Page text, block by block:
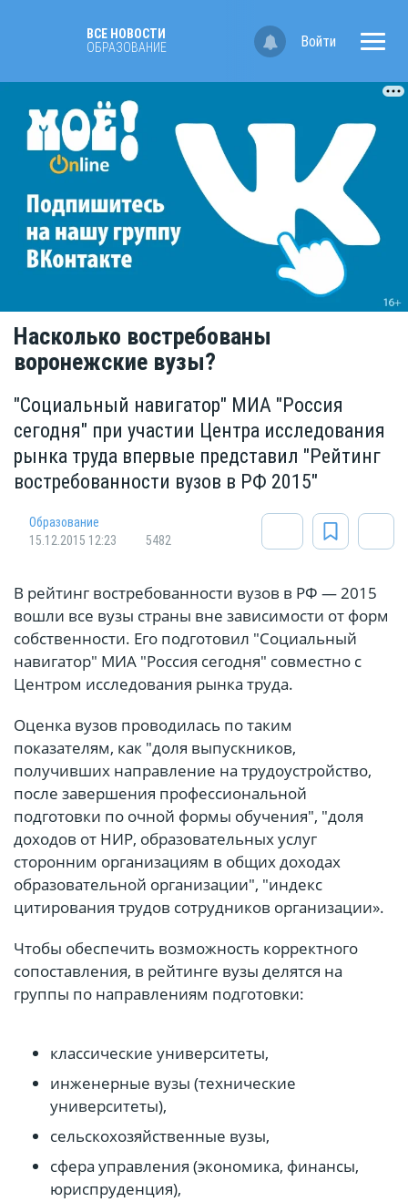
ВСЕ НОВОСТИ
OБРАЗОВАНИЕ
Войти
Насколько востребованы
воронежские вузы?
"Социальный навигатор" МИА "Россия
сегодня" при участии Центра исследования
рынка труда впервые представил "Рейтинг
востребованности вузов в РФ 2015"
Oбразование
15.12.2015 12:23
5482
В рейтинг востребованности вузов в РФ — 2015
вошли все вузы страны вне зависимости от форм
собственности. Его подготовил "Социальный
навигатор" МИА "Россия сегодня" совместно с
Центром исследования рынка труда.
Оценка вузов проводилась по таким
показателям, как "доля выпускников,
получивших направление на трудоустройство,
после завершения профессиональной
подготовки по очной формы обучения", "доля
доходов от НИР, образовательных услуг
сторонним организациям в общих доходах
образовательной организации", "индекс
цитирования трудов сотрудников организации».
Чтобы обеспечить возможность корректного
сопоставления, в рейтинге вузы делятся на
группы по направлениям подготовки:
классические университеты,
инженерные вузы (технические
университеты),
сельскохозяйственные вузы,
сфера управления (экономика, финансы,
юриспруденция),